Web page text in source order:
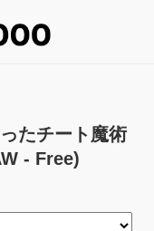
たチート魔術
- Free)